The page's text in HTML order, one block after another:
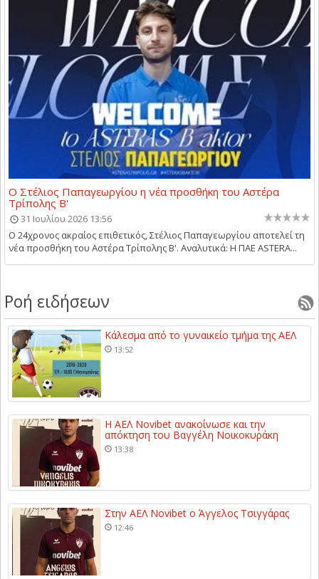
Ο Στέλιος Παπαγεωργίου η νέα προσθήκη του Αστέρα
Τρίπολης Β'
31 Ιουλίου 2026 13:56
Ο 24χρονος ακραίος επιθετικός, Στέλιος Παπαγεωργίου αποτελεί τη
νέα προσθήκη του Αστέρα Τρίπολης Β'. Αναλυτικά: Η ΠΑΕ ASTERA...
Ροή ειδήσεων
Κάλεσμα από το γυναικείο τμήμα της ΑΕΛ
13:52
Η ΑΕΛ Novibet ανακοίνωσε και την
απόκτηση του Βαγγέλη Νοικοκυράκη
13:38
Στην ΑΕΛ Novibet ο Άγγελος Τσιγγάρας
12:46